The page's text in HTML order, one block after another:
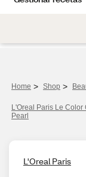
Home > Shop >
L'Oreal Paris Le Color
Pearl
L'Oreal Paris